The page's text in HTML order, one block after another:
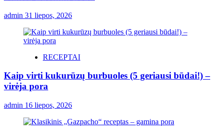
admin 31 liepos, 2026
RECEPTAI
Kaip virti kukurūzų burbuoles (5 geriausi būdai!) –
virėja pora
admin 16 liepos, 2026